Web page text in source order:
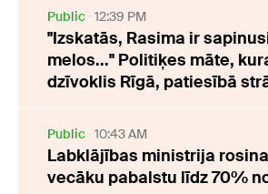
Public 12:39 PM
"Izskatās, Rasima ir
melos..." Politiķes māte,
dzīvoklis Rīgā, patiesībā
Public 10:43 AM
Labklājības ministrija
vecāku pabalstu līdz 70%